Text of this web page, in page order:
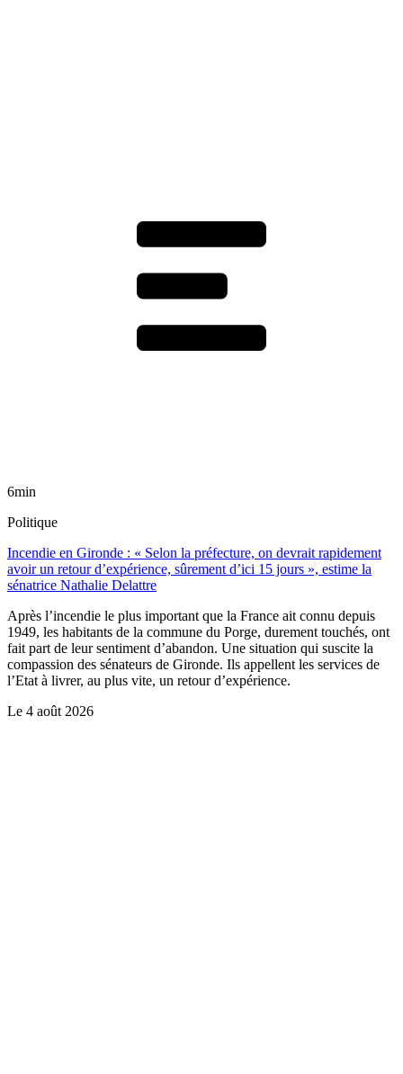
6min
Politique
Incendie en Gironde : « Selon la préfecture, on devrait rapidement
avoir un retour d’expérience, sûrement d’ici 15 jours », estime la
sénatrice Nathalie Delattre
Après l’incendie le plus important que la France ait connu depuis
1949, les habitants de la commune du Porge, durement touchés, ont
fait part de leur sentiment d’abandon. Une situation qui suscite la
compassion des sénateurs de Gironde. Ils appellent les services de
l’Etat à livrer, au plus vite, un retour d’expérience.
Le 4 août 2026